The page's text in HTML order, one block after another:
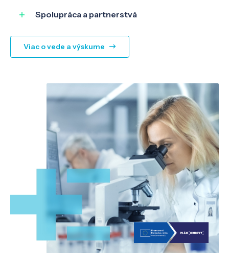
Spolupráca a partnerstvá
Viac o vede a výskume